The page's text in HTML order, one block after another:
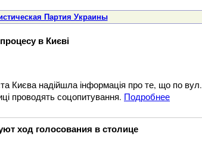
Партия Украины
в Києві
Києва надійшла інформація про те, що по вул.
проводять соцопитування. Подробнее
ход голосования в столице